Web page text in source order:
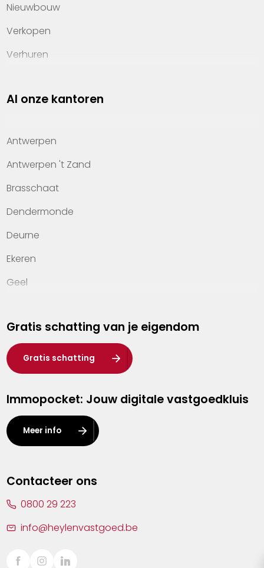
Nieuwbouw
Verkopen
Verhuren
Property management
Kennis van wonen
Kantoren
Veelgestelde vragen
Werken bij Heylen Vastgoed
Contact
Al onze kantoren
Antwerpen
Antwerpen 't Zand
Brasschaat
Dendermonde
Deurne
Ekeren
Geel
Hasselt
Heist-op-den-Berg
Herentals
Kalmthout
Leuven
Lier
Sint-Truiden
Gratis schatting van je eigendom
Gratis schatting
Immopocket: Jouw digitale vastgoedkluis
Meer info
Contacteer ons
0800 29 223
info@heylenvastgoed.be